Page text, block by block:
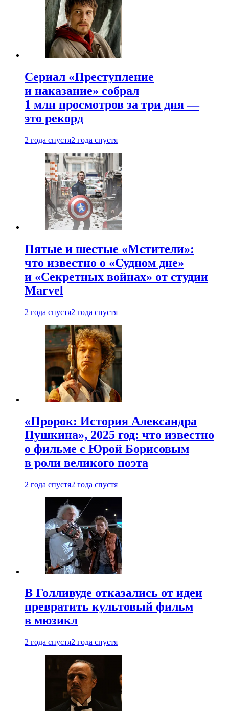
Сериал «Преступление
и наказание» собрал
1 млн просмотров за три дня —
это рекорд
2 года спустя2 года спустя
Пятые и шестые «Мстители»:
что известно о «Судном дне»
и «Секретных войнах» от студии
Marvel
2 года спустя2 года спустя
«Пророк: История Александра
Пушкина», 2025 год: что известно
о фильме с Юрой Борисовым
в роли великого поэта
2 года спустя2 года спустя
В Голливуде отказались от идеи
превратить культовый фильм
в мюзикл
2 года спустя2 года спустя